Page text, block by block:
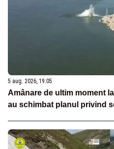
5 aug. 2026, 19:05
Amânare de ultim moment
au schimbat planul privind